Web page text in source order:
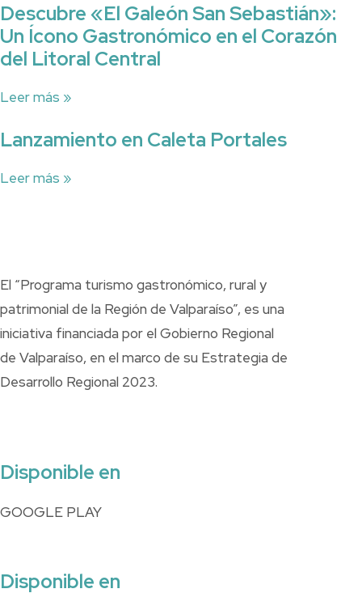
Descubre «El Galeón San Sebastián»:
Un Ícono Gastronómico en el Corazón
del Litoral Central
Leer más »
Lanzamiento en Caleta Portales
Leer más »
El “Programa turismo gastronómico, rural y
patrimonial de la Región de Valparaíso”, es una
iniciativa financiada por el Gobierno Regional
de Valparaíso, en el marco de su Estrategia de
Desarrollo Regional 2023.
Disponible en
GOOGLE PLAY
Disponible en